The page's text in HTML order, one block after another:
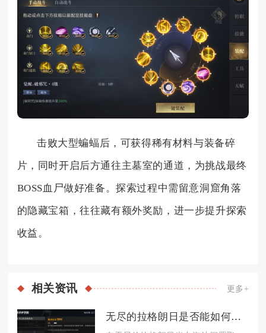
击败大型蝙蝠后，可获得稀有材料与装备碎
片，同时开启后方通往主墓室的通道，为挑战最终
BOSS血尸做好准备。探索过程中需留意洞窟角落
的隐藏宝箱，往往藏有额外奖励，进一步提升探索
收益。
相关资讯 更多+
无尽的拉格朗日是否能如何淘汰飞船